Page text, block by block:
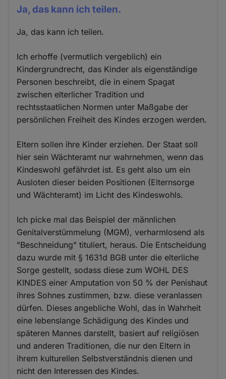
Ja, das kann ich teilen.
Ja, das kann ich teilen.
Ich erhoffe (vermutlich vergeblich) ein
Kindergrundrecht, das Kinder als eigenständige
Personen beschreibt, die in einem Spagat
zwischen elterlicher Tradition und
rechtsstaatlichen Normen unter Maßgabe der
persönlichen Freiheit des Kindes erzogen werden.
Eltern sollen ihre Kinder erziehen. Der Staat soll
hier sein Wächteramt nur wahrnehmen, wenn das
Kindeswohl gefährdet ist. Es geht also um ein
Ausloten dieser beiden Positionen (Elternsorge
und Wächteramt) im Licht des Kindeswohls.
Ich picke mal das Beispiel der männlichen
Genitalverstümmelung (MGM), verharmlosend als
"Beschneidung" tituliert, heraus. Die Entscheidung
dazu wurde mit § 1631d BGB unter die elterliche
Sorge gestellt, sodass diese zum WOHL DES
KINDES einer Amputation von 50 % der Penishaut
ihres Sohnes zustimmen, bzw. diese veranlassen
dürfen. Dieses angebliche Wohl, das in Wahrheit
eine lebenslange Schädigung des Kindes und
späteren Mannes darstellt, basiert auf religiösen
und anderen Traditionen, die nur den Eltern in
ihrem kulturellen Selbstverständnis dienen und
nicht den Interessen des Kindes.